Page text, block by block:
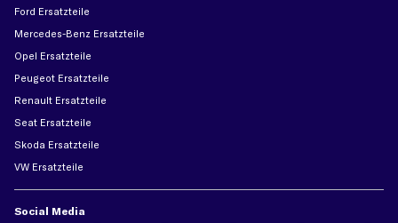
Ford Ersatzteile
Mercedes-Benz Ersatzteile
Opel Ersatzteile
Peugeot Ersatzteile
Renault Ersatzteile
Seat Ersatzteile
Skoda Ersatzteile
VW Ersatzteile
Social Media